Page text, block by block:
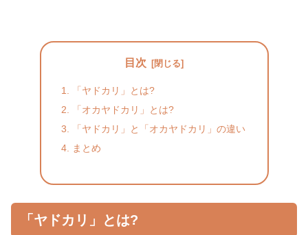
目次
「ヤドカリ」とは?
「オカヤドカリ」とは?
「ヤドカリ」と「オカヤドカリ」の違い
まとめ
「ヤドカリ」とは?